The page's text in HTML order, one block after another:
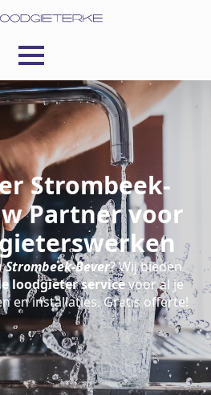
Strombeek-
Partner voor
Bever? Wij bieden
loodgieter servicevoor al je
en installaties. Gratis offerte!